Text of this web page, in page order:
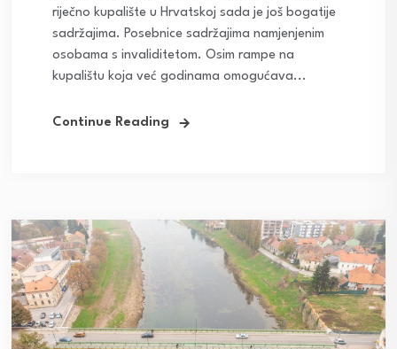
riječno kupalište u Hrvatskoj sada je još bogatije
sadržajima. Posebnice sadržajima namjenjenim
osobama s invaliditetom. Osim rampe na
kupalištu koja već godinama omogućava...
Continue Reading